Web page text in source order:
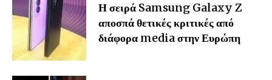
Η σειρά Samsung Galaxy Z
αποσπά θετικές κριτικές από
διάφορα media στην Ευρώπη